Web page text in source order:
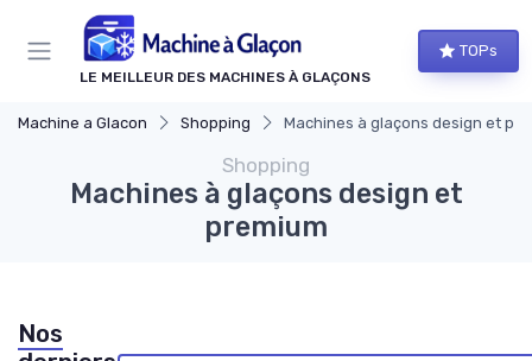
LE MEILLEUR DES MACHINES À GLAÇONS
TOPs
Machine a Glacon Shopping Machines à glaçons design et
Shopping
Machines à glaçons design et
premium
Nos
Panneau de gestion des cookies